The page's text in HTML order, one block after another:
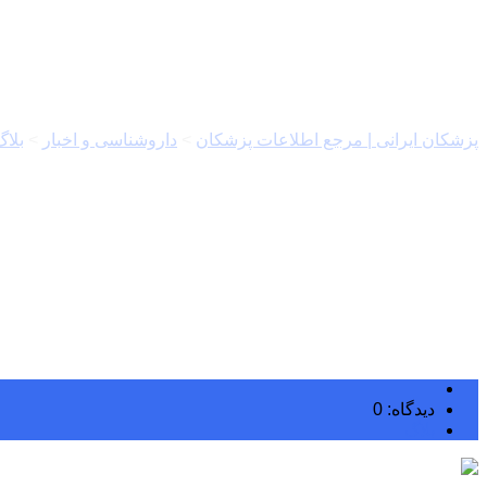
پزشکان ایرانی | مرجع اطلاعات پزشکان داروشناسی و اخبار
دیدگاه: 0